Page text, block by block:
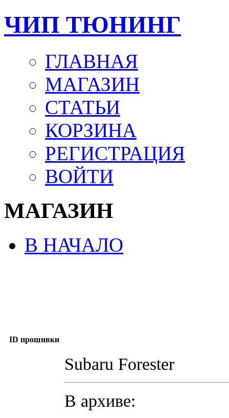
ЧИП ТЮНИНГ
ГЛАВНАЯ
МАГАЗИН
СТАТЬИ
КОРЗИНА
РЕГИСТРАЦИЯ
ВОЙТИ
МАГАЗИН
В НАЧАЛО
ID прошивки
Subaru Forester
В архиве: